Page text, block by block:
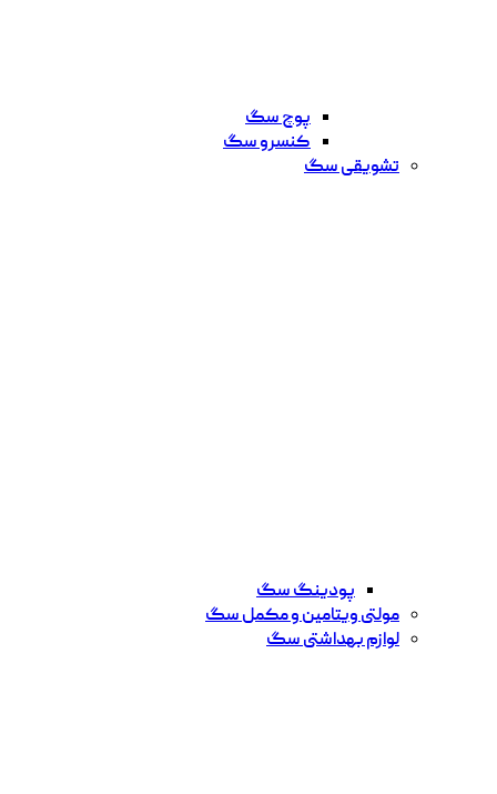
پوچ سگ
کنسرو سگ
تشویقی سگ
پودینگ سگ
مولتی ویتامین و مکمل سگ
لوازم بهداشتی سگ